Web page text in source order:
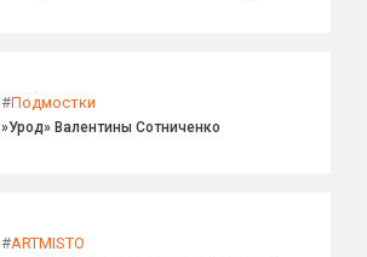
#Подмостки
»Урод» Валентины Сотниченко
#ARTMISTO